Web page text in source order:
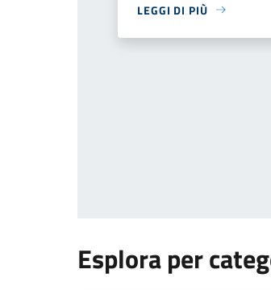
LEGGI DI PIÙ
Esplora per